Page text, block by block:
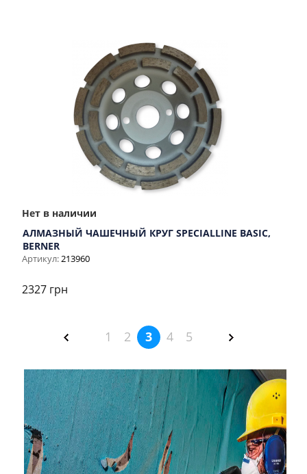
Нет в наличии
АЛМАЗНЫЙ ЧАШЕЧНЫЙ КРУГ SPECIALLINE BASIC,
BERNER
Артикул:213960
2327 грн
1 2 3 4 5